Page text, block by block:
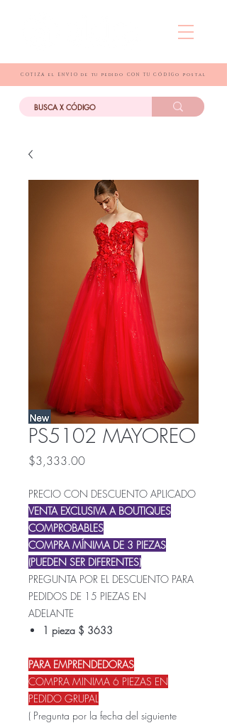
COTIZA el ENVIO de tu pedido CON TU CÓDIGo postal
PS5102 MAYOREO
$3,333.00Precio
PRECIO CON DESCUENTO APLICADO
VENTA EXCLUSIVA A BOUTIQUES
COMPROBABLES
COMPRA MÍNIMA DE 3 PIEZAS
(PUEDEN SER DIFERENTES)
PREGUNTA POR EL DESCUENTO PARA
PEDIDOS DE 15 PIEZAS EN
ADELANTE
1 pieza $ 3633
PARA EMPRENDEDORAS
COMPRA MINIMA 6 PIEZAS EN
PEDIDO GRUPAL
( Pregunta por la fecha del siguiente